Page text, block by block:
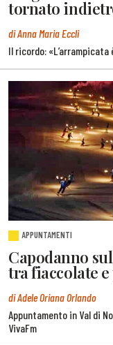
tornato
di Anna Maria Eccli
Il ricordo:
APPUNTAMENTI
Capodanno
tra fiaccolate
di Adele Oriana Orlando
Appuntamento in Val di
VivaFm